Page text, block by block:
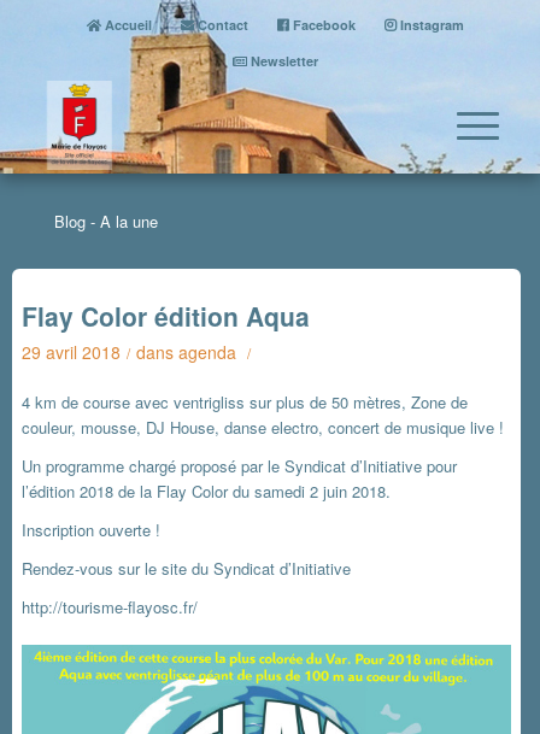
Accueil Contact Facebook
Instagram
Newsletter
Blog - A la une
Flay Color édition Aqua
29 avril 2018 / dansagenda /
4 km de course avec ventrigliss sur plus de 50 mètres, Zone de
couleur, mousse, DJ House, danse electro, concert de musique live !
Un programme chargé proposé par le Syndicat d’Initiative pour
l’édition 2018 de la Flay Color du samedi 2 juin 2018.
Inscription ouverte !
Rendez-vous sur le site du Syndicat d’Initiative
http://tourisme-flayosc.fr/